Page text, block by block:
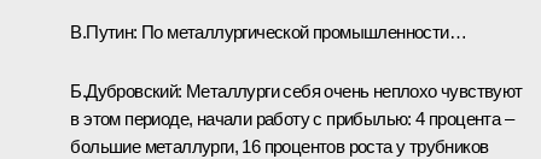
В.Путин: По металлургической промышленности…
Б.Дубровский: Металлурги себя очень неплохо чувствуют
в этом периоде, начали работу с прибылью: 4 процента –
большие металлурги, 16 процентов роста у трубников